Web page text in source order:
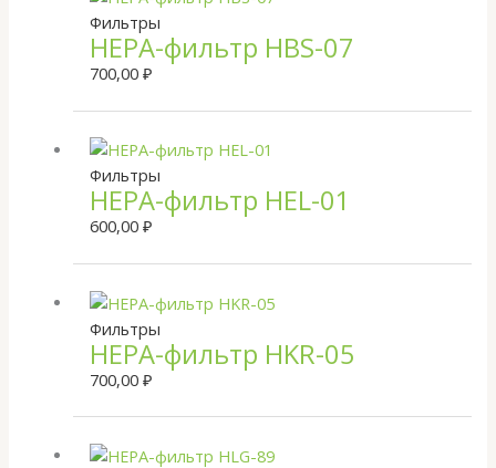
Фильтры
HEPA-фильтр HBS-07
700,00 ₽
Фильтры
HEPA-фильтр HEL-01
600,00 ₽
Фильтры
HEPA-фильтр HKR-05
700,00 ₽